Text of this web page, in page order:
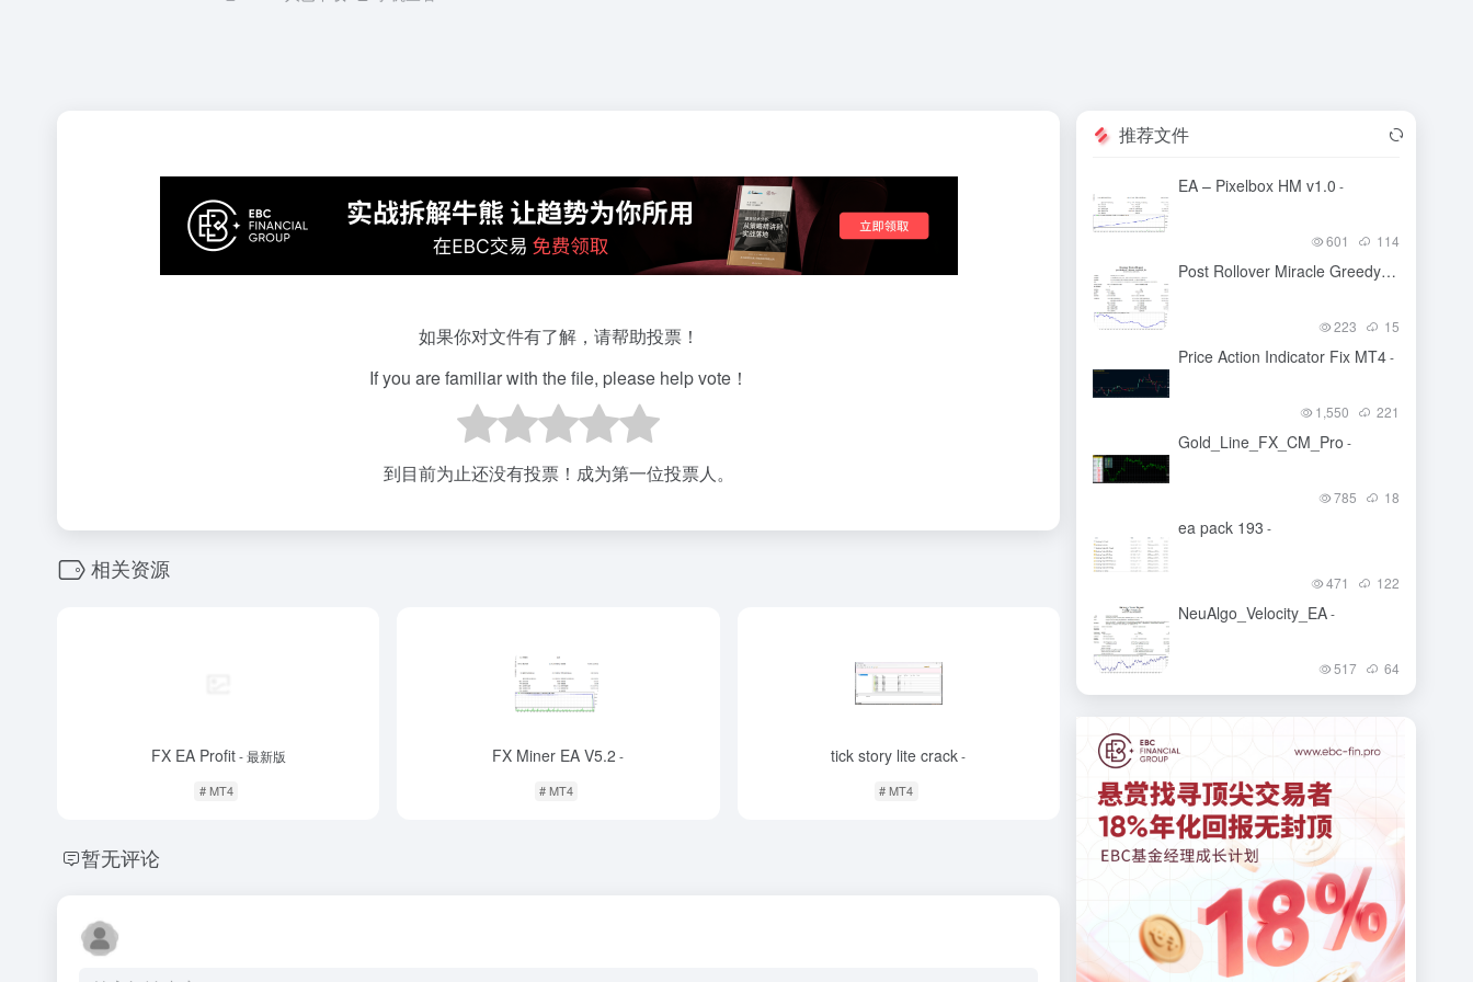
如果你对文件有了解，请帮助投票！
If you are familiar with the file, please help vote！
到目前为止还没有投票！成为第一位投票人。
相关资源
FX EA Profit- 最新版
# MT4
FX Miner EA V5.2 -
# MT4
tick story lite crack-
# MT4
暂无评论
推荐文件
EA – Pixelbox HM v1.0 -
601 114
Post Rollover Miracle Greedy EA
223 15
Price Action Indicator Fix MT4-
1,550 221
Gold_Line_FX_CM_Pro -
785 18
ea pack 193 -
471 122
NeuAlgo_Velocity_EA-
517 64